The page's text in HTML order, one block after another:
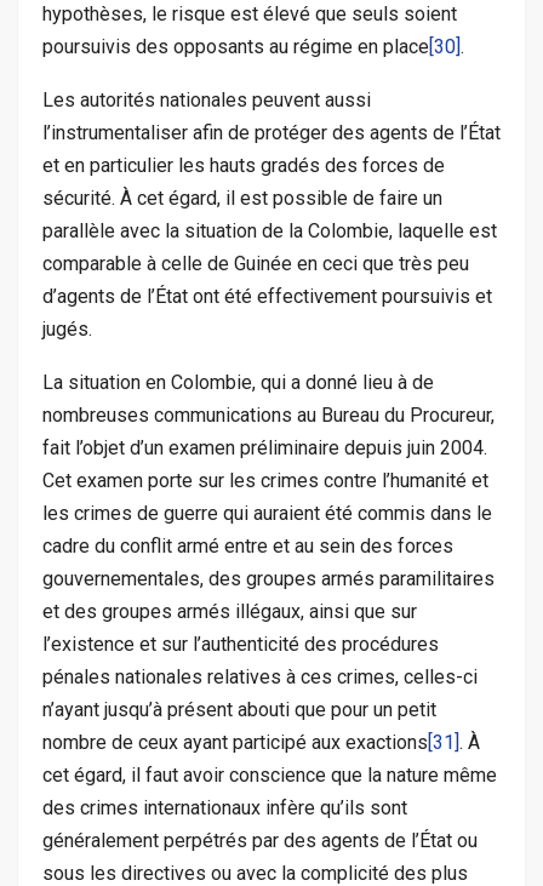
hypothèses, le risque est élevé que seuls soient
poursuivis des opposants au régime en place[30].
Les autorités nationales peuvent aussi
l’instrumentaliser afin de protéger des agents de l’État
et en particulier les hauts gradés des forces de
sécurité. À cet égard, il est possible de faire un
parallèle avec la situation de la Colombie, laquelle est
comparable à celle de Guinée en ceci que très peu
d’agents de l’État ont été effectivement poursuivis et
jugés.
La situation en Colombie, qui a donné lieu à de
nombreuses communications au Bureau du Procureur,
fait l’objet d’un examen préliminaire depuis juin 2004.
Cet examen porte sur les crimes contre l’humanité et
les crimes de guerre qui auraient été commis dans le
cadre du conflit armé entre et au sein des forces
gouvernementales, des groupes armés paramilitaires
et des groupes armés illégaux, ainsi que sur
l’existence et sur l’authenticité des procédures
pénales nationales relatives à ces crimes, celles-ci
n’ayant jusqu’à présent abouti que pour un petit
nombre de ceux ayant participé aux exactions[31]. À
cet égard, il faut avoir conscience que la nature même
des crimes internationaux infère qu’ils sont
généralement perpétrés par des agents de l’État ou
sous les directives ou avec la complicité des plus